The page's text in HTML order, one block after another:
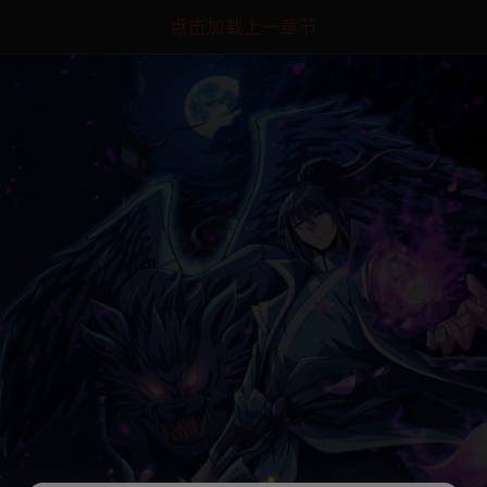
点击加载上一章节